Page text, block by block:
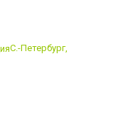
С.-Петербург,